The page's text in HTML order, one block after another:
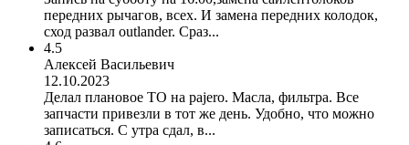
передних рычагов, всех. И замена передних колодок,
сход развал outlander. Сраз...
4.5
Алексей Васильевич
12.10.2023
Делал плановое ТО на pajero. Масла, фильтра. Все
запчасти привезли в тот же день. Удобно, что можно
записаться. С утра сдал, в...